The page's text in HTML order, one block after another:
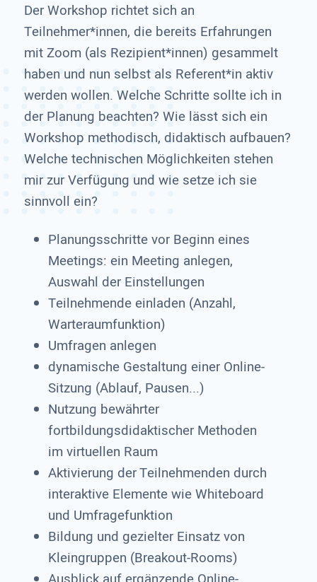
Der Workshop richtet sich an
Teilnehmer*innen, die bereits Erfahrungen
mit Zoom (als Rezipient*innen) gesammelt
haben und nun selbst als Referent*in aktiv
werden wollen. Welche Schritte sollte ich in
der Planung beachten? Wie lässt sich ein
Workshop methodisch, didaktisch aufbauen?
Welche technischen Möglichkeiten stehen
mir zur Verfügung und wie setze ich sie
sinnvoll ein?
Planungsschritte vor Beginn eines
Meetings: ein Meeting anlegen,
Auswahl der Einstellungen
Teilnehmende einladen (Anzahl,
Warteraumfunktion)
Umfragen anlegen
dynamische Gestaltung einer Online-
Sitzung (Ablauf, Pausen...)
Nutzung bewährter
fortbildungsdidaktischer Methoden
im virtuellen Raum
Aktivierung der Teilnehmenden durch
interaktive Elemente wie Whiteboard
und Umfragefunktion
Bildung und gezielter Einsatz von
Kleingruppen (Breakout-Rooms)